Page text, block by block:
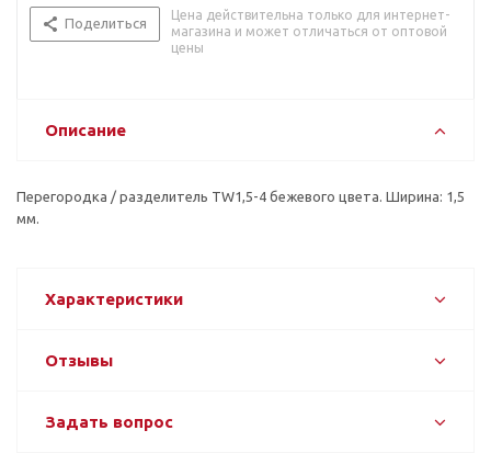
Поделиться
Цена действительна только для интернет-
магазина и может отличаться от оптовой
цены
Описание
Перегородка / разделитель TW1,5-4 бежевого цвета. Ширина: 1,5
мм.
Характеристики
Отзывы
Задать вопрос